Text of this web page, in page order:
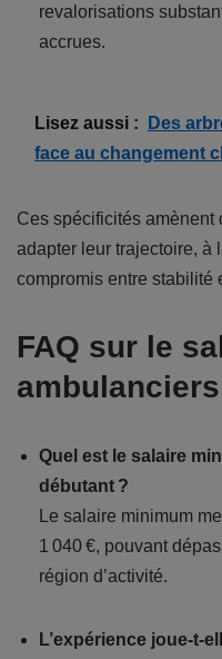
revalorisations
accrues.
Lisez aussi :
Des
face au changement
Ces spécificités amènent
adapter leur trajectoire, à
compromis entre stabilité
FAQ sur le
Quel est le salaire
débutant ?
Le salaire minimum
1 040 €, pouvant
région d’activité.
L’expérience joue-t-